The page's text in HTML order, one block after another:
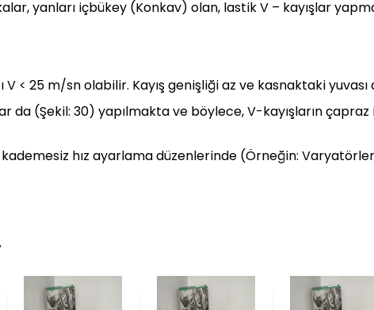
yanları içbükey (Konkav) olan, lastik V – kayışlar
V < 25 m/sn olabilir. Kayış genişliği az ve kasnaktaki
da (Şekil: 30) yapılmakta ve böylece, V-kayışların
kademesiz hız ayarlama düzenlerinde (Örneğin: